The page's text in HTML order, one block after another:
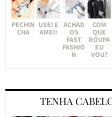
PECHIN
CHA
USEI E
AMEI!
ACHAD
OS
FAST
FASHIO
N
COM
QUE
ROUPA
EU
VOU?
TENHA